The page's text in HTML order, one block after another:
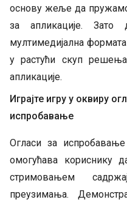
основу жеље да
за апликације.
мултимедијална
у растући скуп
апликације.
Играјте игру у оквиру
испробавање
Огласи за
омогућава кориснику
стримовањем
преузимања.